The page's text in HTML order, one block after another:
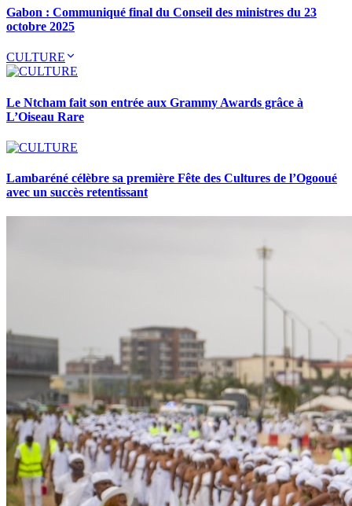
Gabon : Communiqué final du Conseil des ministres du 23
octobre 2025
CULTURE
Le Ntcham fait son entrée aux Grammy Awards grâce à
L’Oiseau Rare
Lambaréné célèbre sa première Fête des Cultures de l’Ogooué
avec un succès retentissant